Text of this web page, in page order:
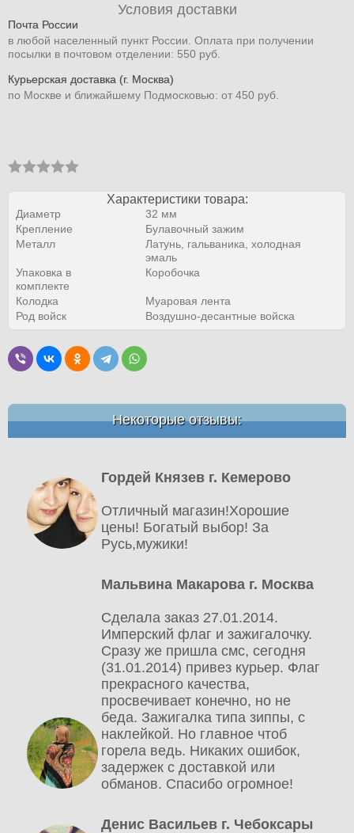
Условия доставки
Почта России
в любой населенный пункт России. Оплата при получении
посылки в почтовом отделении: 550 руб.
Курьерская доставка (г. Москва)
по Москве и ближайшему Подмосковью: от 450 руб.
Характеристики товара:
Диаметр
32 мм
Крепление
Булавочный зажим
Металл
Латунь, гальваника, холодная
эмаль
Упаковка в
комплекте
Коробочка
Колодка
Муаровая лента
Род войск
Воздушно-десантные войска
Некоторые отзывы:
Гордей Князев г. Кемерово
Отличный магазин!Хорошие
цены! Богатый выбор! За
Русь,мужики!
Мальвина Макарова г. Москва
Сделала заказ 27.01.2014.
Имперский флаг и зажигалочку.
Сразу же пришла смс, сегодня
(31.01.2014) привез курьер. Флаг
прекрасного качества,
просвечивает конечно, но не
беда. Зажигалка типа зиппы, с
наклейкой. Но главное чтоб
горела ведь. Никаких ошибок,
задержек с доставкой или
обманов. Спасибо огромное!
Денис Васильев г. Чебоксары